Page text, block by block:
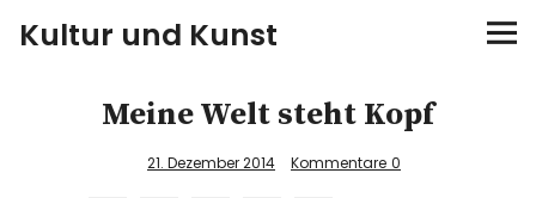
Kultur und Kunst
kultur & kunst
Ausstellungen
Meine Welt steht Kopf
21. Dezember 2014 Kommentare 0